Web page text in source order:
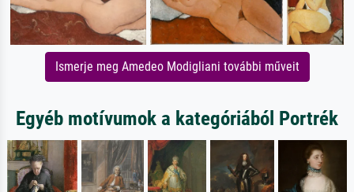
Ismerje meg Amedeo Modigliani további műveit
Egyéb motívumok a kategóriából Portrék